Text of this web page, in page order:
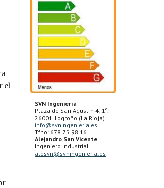
el
SVN Ingeniería
Plaza de San Agustín 4, 1º.
26001. Logroño (La Rioja)
info@svningenieria.es
Tfno: 678 75 98 16
Alejandro San Vicente
Ingeniero Industrial
alesvn@svningenieria.es